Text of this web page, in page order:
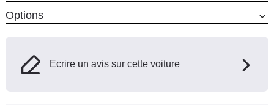
Options
Ecrire un avis sur cette voiture